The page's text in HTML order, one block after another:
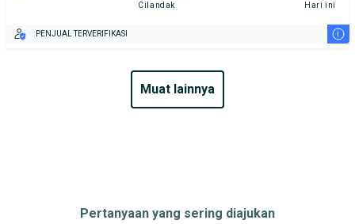
Cilandak Hari ini
PENJUAL TERVERIFIKASI i
muat lainnya
Pertanyaan yang sering diajukan